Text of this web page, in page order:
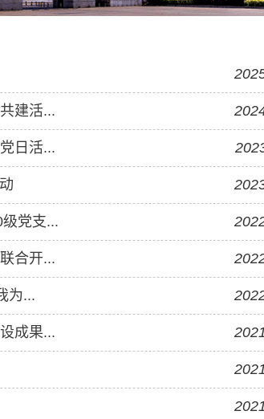
建活...
日活...
党支...
合开...
为...
成果...